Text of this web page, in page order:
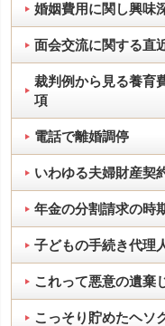
婚姻費用に関し興味
面会交流に関する直
裁判例から見る養育
項
電話で離婚調停
いわゆる夫婦財産契
年金の分割請求の時
子どもの手続き代理
これって悪意の遺棄
こっそり貯めたヘソ